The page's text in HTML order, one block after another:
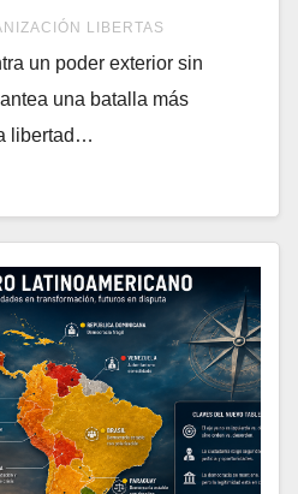
LIBERTAS
un poder exterior sin
una batalla más
libertad…